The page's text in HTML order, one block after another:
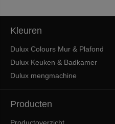
Kleuren
Dulux Colours Mur & Plafond
Dulux Keuken & Badkamer
Dulux mengmachine
Producten